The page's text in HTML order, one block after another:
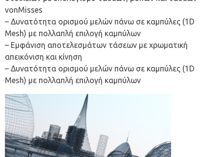
vonMisses
– Δυνατότητα ορισμού μελών πάνω σε καμπύλες (1D
Mesh) με πολλαπλή επιλογή καμπύλων
– Εμφάνιση αποτελεσμάτων τάσεων με χρωματική
απεικόνιση και κίνηση
– Δυνατότητα ορισμού μελών πάνω σε καμπύλες (1D
Mesh) με πολλαπλή επιλογή καμπύλων